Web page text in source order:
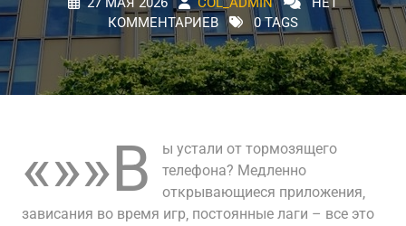
КОММЕНТАРИЕВ
0 TAGS
«»»В
ы устали от тормозящего
телефона? Медленно
открывающиеся приложения‚
зависания во время игр‚ постоянные лаги – все это